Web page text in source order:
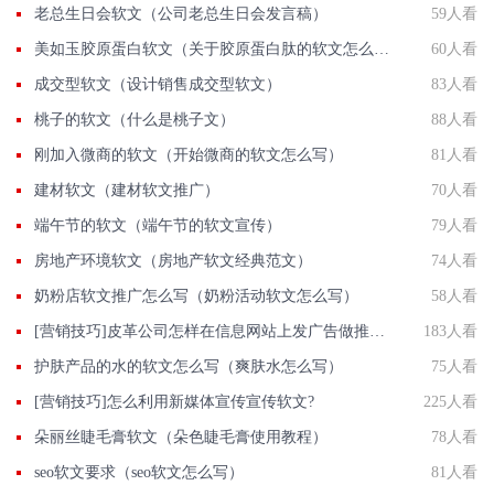
老总生日会软文（公司老总生日会发言稿） 59人看
60人看
成交型软文（设计销售成交型软文） 83人看
桃子的软文（什么是桃子文） 88人看
刚加入微商的软文（开始微商的软文怎么写） 81人看
建材软文（建材软文推广） 70人看
端午节的软文（端午节的软文宣传） 79人看
房地产环境软文（房地产软文经典范文） 74人看
奶粉店软文推广怎么写（奶粉活动软文怎么写） 58人看
183人看
护肤产品的水的软文怎么写（爽肤水怎么写） 75人看
[营销技巧]怎么利用新媒体宣传宣传软文? 225人看
朵丽丝睫毛膏软文（朵色睫毛膏使用教程） 78人看
seo软文要求（seo软文怎么写） 81人看